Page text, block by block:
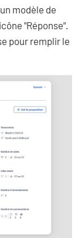
modèle de
"Réponse".
pour remplir le